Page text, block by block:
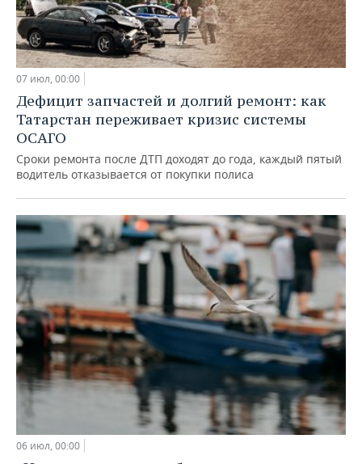
07 июл, 00:00
Дефицит запчастей и долгий ремонт: как
Татарстан переживает кризис системы
ОСАГО
Сроки ремонта после ДТП доходят до года, каждый пятый
водитель отказывается от покупки полиса
06 июл, 00:00